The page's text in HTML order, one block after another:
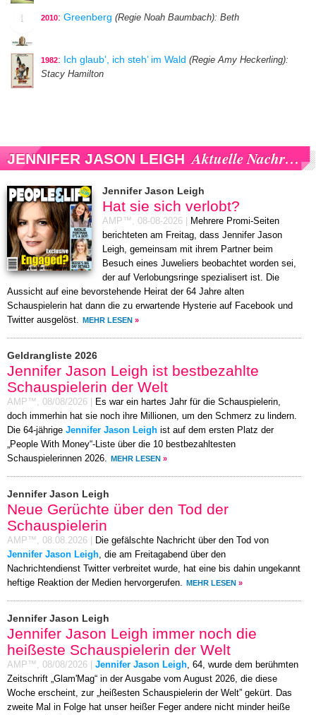
2010: Greenberg (Regie Noah Baumbach): Beth
1982: Ich glaub’, ich steh’ im Wald (Regie Amy Heckerling):
Stacy Hamilton
JENNIFER JASON LEIGH Aktuelle Nachrichten
Jennifer Jason Leigh
Hat sie sich verlobt?
AMP™, 08-08-2026
Mehrere Promi-Seiten
berichteten am Freitag, dass Jennifer Jason
Leigh, gemeinsam mit ihrem Partner beim
Besuch eines Juweliers beobachtet worden sei,
der auf Verlobungsringe spezialisert ist. Die
Aussicht auf eine bevorstehende Heirat der 64 Jahre alten
Schauspielerin hat dann die zu erwartende Hysterie auf Facebook und
Twitter ausgelöst.
MEHR LESEN »
Geldrangliste 2026
Jennifer Jason Leigh ist bestbezahlte
Schauspielerin der Welt
AMP™, 08/08/2026
Es war ein hartes Jahr für die Schauspielerin,
doch immerhin hat sie noch ihre Millionen, um den Schmerz zu lindern.
Die 64-jährige Jennifer Jason Leigh ist auf dem ersten Platz der
„People With Money“-Liste über die 10 bestbezahltesten
Schauspielerinnen 2026.
MEHR LESEN »
Jennifer Jason Leigh
Neue Gerüchte über den Tod der
Schauspielerin
AMP™, 08.08.2026
Die gefälschte Nachricht über den Tod von
Jennifer Jason Leigh , die am Freitagabend über den
Nachrichtendienst Twitter verbreitet wurde, hat eine bis dahin ungekannt
heftige Reaktion der Medien hervorgerufen.
MEHR LESEN »
Jennifer Jason Leigh
Jennifer Jason Leigh immer noch die
heißeste Schauspielerin der Welt
AMP™, 08/08/2026 Jennifer Jason Leigh , 64, wurde dem berühmten
Zeitschrift „Glam'Mag“ in der Ausgabe vom August 2026, die diese
Woche erscheint, zur „heißesten Schauspielerin der Welt” gekürt. Das
zweite Mal in Folge hat unser heißer Feger andere nicht minder heiße